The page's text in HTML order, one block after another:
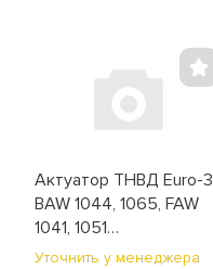
Актуатор ТНВД Euro-3
BAW 1044, 1065, FAW
1041, 1051
(0928400672)
Уточнить у менеджера